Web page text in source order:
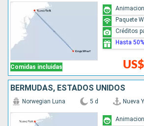
Comidas incluidas
Paquete
Créditos
Hasta
BERMUDAS, ESTADOS UNIDOS
Norwegian Luna 5 d Nueva